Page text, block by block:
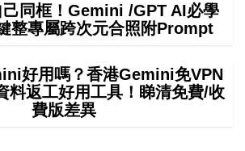
同框！Gemini /GPT AI必學
整專屬跨次元合照附Prompt
好用嗎？香港Gemini免VPN
料返工好用工具！睇清免費/收
費版差異